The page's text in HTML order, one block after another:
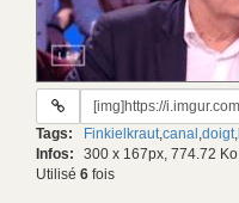
URL
gif:
Tags: Finkielkraut,canal ,doigt,
Infos: 300 x 167px, 774.72 Ko
Utilisé 6 fois